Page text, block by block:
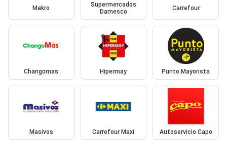
Makro
Supermercados
Damesco
Carrefour
Changomas Hipermay Punto Mayorista
Masivos Carrefour Maxi Autoservicio Capo